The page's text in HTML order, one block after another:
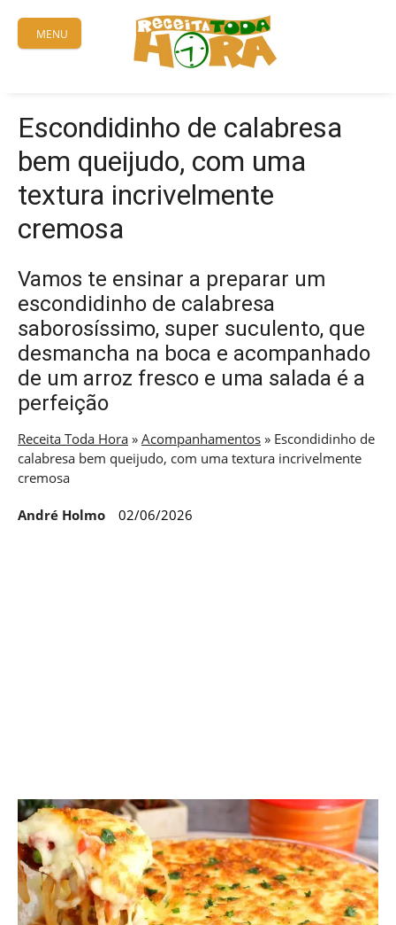
content
MENU
Escondidinho de calabresa
bem queijudo, com uma
textura incrivelmente
cremosa
Vamos te ensinar a preparar um
escondidinho de calabresa
saborosíssimo, super suculento, que
desmancha na boca e acompanhado
de um arroz fresco e uma salada é a
perfeição
Receita Toda Hora » Acompanhamentos » Escondidinho de
calabresa bem queijudo, com uma textura incrivelmente
cremosa
André Holmo 02/06/2026